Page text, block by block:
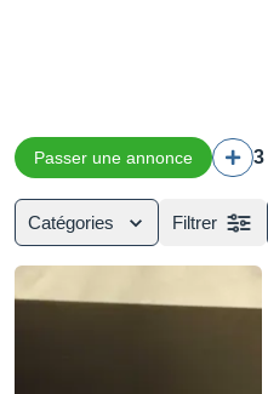
Passer une annonce 3
Catégories Filtrer